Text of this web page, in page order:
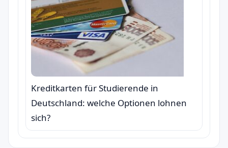
Kreditkarten für Studierende in
Deutschland: welche Optionen lohnen
sich?